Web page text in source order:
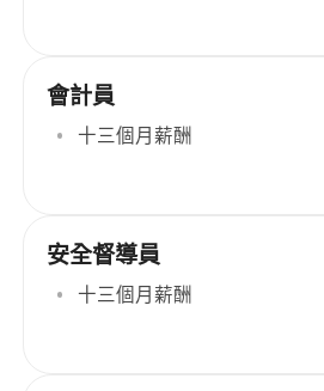
會計員
十三個月薪酬
安全督導員
十三個月薪酬